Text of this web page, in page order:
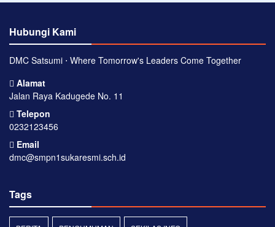
Hubungi Kami
DMC Satsumi ⋅ Where Tomorrow's Leaders Come Together
Alamat
Jalan Raya Kadugede No. 11
Telepon
0232123456
Email
dmc@smpn1sukaresmi.sch.id
Tags